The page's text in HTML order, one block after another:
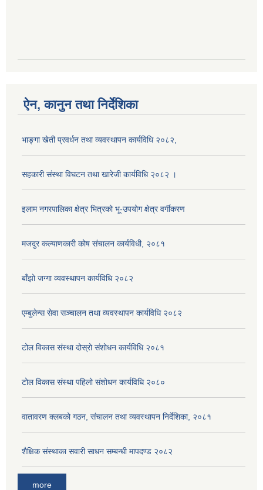
ऐन, कानुन तथा निर्देशिका
भाङ्गा खेती प्रवर्धन तथा व्यवस्थापन कार्यविधि २०८२,
सहकारी संस्था विघटन तथा खारेजी कार्यविधि २०८२ ।
इलाम नगरपालिका क्षेत्र भित्रको भू-उपयोग क्षेत्र वर्गीकरण
मजदुर कल्याणकारी कोष संचालन कार्यविधी, २०८१
बाँझो जग्गा व्यवस्थापन कार्यविधि २०८२
एम्बुलेन्स सेवा सञ्चालन तथा व्यवस्थापन कार्यविधि २०८२
टोल विकास संस्था दोस्रो संशोधन कार्यविधि २०८१
टोल विकास संस्था पहिलो संशोधन कार्यविधि २०८०
वातावरण क्लबको गठन, संचालन तथा व्यवस्थापन निर्देशिका, २०८१
शैक्षिक संस्थाका सवारी साधन सम्बन्धी मापदण्ड २०८२
more